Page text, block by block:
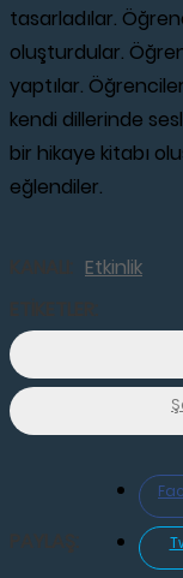
tasarladılar.
oluşturdular.
yaptılar.
kendi dillerinde
bir hikaye kitabı
eğlendiler.
Etkinlik